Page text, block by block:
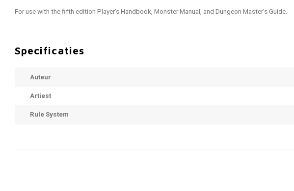
For use with the fifth edition Player’s Handbook, Monster Manual, and Dungeon Master’s Guide.
Specificaties
Auteur
Artiest
Rule System